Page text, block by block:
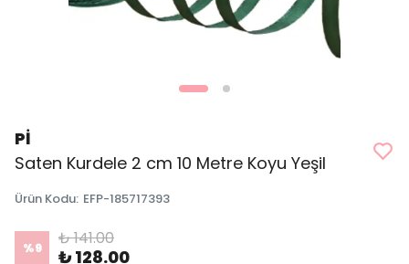
Pİ
Saten Kurdele 2 cm 10 Metre Koyu Yeşil
Ürün Kodu: EFP-185717393
%9 ₺ 141.00
₺ 128.00